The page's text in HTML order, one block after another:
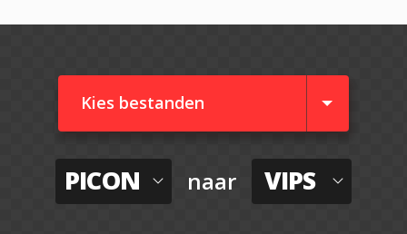
Kies bestanden
PICON naar VIPS